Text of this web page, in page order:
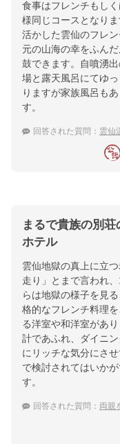
食事はフレンチもし
様同じコースとなり
活かした雲仙のフレ
元の山海の幸をふん
鼓できます。自噴湧
場と露天風呂にてゆ
りますが家族風呂も
す。
回答された質問： 雲仙温
まるで貴族の別
ホテル
雲仙地獄の真上に立
走り」とまで言われ
らは地獄の様子を見
格的なフレンチ料理
る洋室や和洋室があ
計であふれ、ダイニ
にリッチな気分にさ
で検討されてはいか
す。
回答された質問： 両親